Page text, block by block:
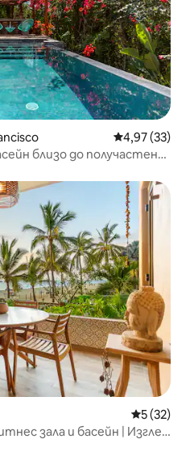
Средна
4,97 (33)
близо до получастен
Средна
5 (32)
зала и басейн | Изглед